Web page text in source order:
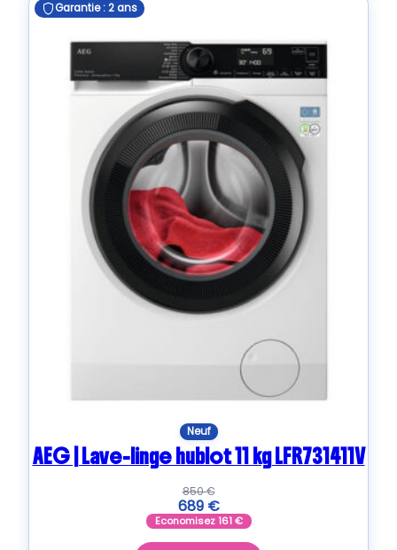
Garantie : 2 ans
Neuf
AEG | Lave-linge hublot 11 kg LFR731411V
850€
689 €
Economisez161€